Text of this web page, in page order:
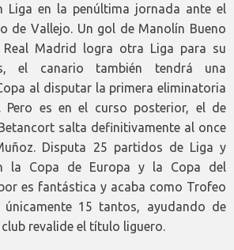
en la penúltima jornada ante el
de Vallejo. Un gol de Manolín Bueno
Madrid logra otra Liga para su
el canario también tendrá una
al disputar la primera eliminatoria
Pero es en el curso posterior, el de
salta definitivamente al once
Disputa 25 partidos de Liga y
la Copa de Europa y la Copa del
es fantástica y acaba como Trofeo
15 tantos, ayudando de
revalide el título liguero.